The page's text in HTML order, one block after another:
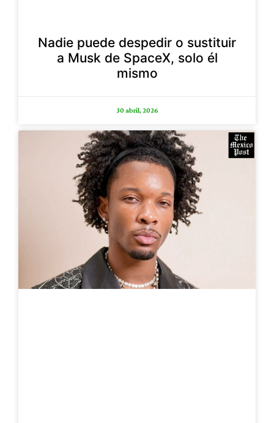
Nadie puede despedir o sustituir
a Musk de SpaceX, solo él
mismo
30 abril, 2026